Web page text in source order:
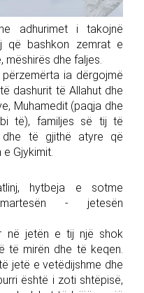
adhurimet i takojnë
që bashkon zemrat e
mëshirës dhe faljes.
ia dërgojmë
dashurit të Allahut dhe
Muhamedit (paqja dhe
të), familjes së tij të
dhe të gjithë atyre që
e Gjykimit.
hytbeja e sotme
- jetesën
në jetën e tij një shok
të mirën dhe të keqen.
jetë e vetëdijshme dhe
është i zoti shtëpisë,